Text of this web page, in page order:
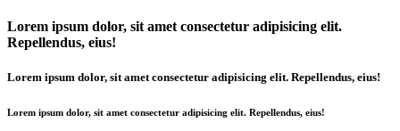
Lorem ipsum dolor, sit amet consectetur adipisicing elit.
Repellendus, eius!
Lorem ipsum dolor, sit amet consectetur adipisicing elit. Repellendus, eius!
Lorem ipsum dolor, sit amet consectetur adipisicing elit. Repellendus, eius!